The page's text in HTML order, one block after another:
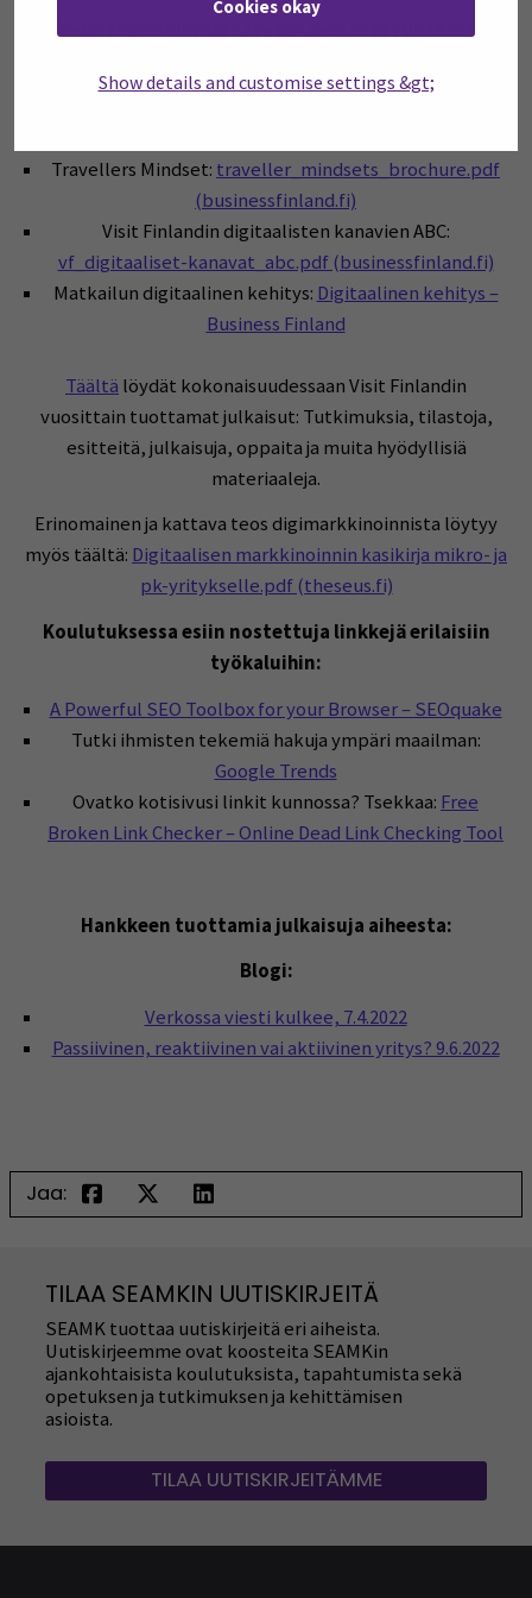
Cookies okay
Show details and customise settings &gt;
Digimarkkinoinnista löytyy verkosta runsaasti
mm. näiden Visit Finlandin tuottamien aineistojen
Travellers Mindset: traveller_mindsets_brochure.pdf
(businessfinland.fi)
Visit Finlandin digitaalisten kanavien ABC:
vf_digitaaliset-kanavat_abc.pdf (businessfinland.fi)
Matkailun digitaalinen kehitys: Digitaalinen kehitys –
Business Finland
Täältä löydät kokonaisuudessaan Visit Finlandin
vuosittain tuottamat julkaisut: Tutkimuksia, tilastoja,
esitteitä, julkaisuja, oppaita ja muita hyödyllisiä
materiaaleja.
Erinomainen ja kattava teos digimarkkinoinnista löytyy
myös täältä: Digitaalisen markkinoinnin kasikirja mikro- ja
pk-yritykselle.pdf (theseus.fi)
Koulutuksessa esiin nostettuja linkkejä erilaisiin
työkaluihin:
A Powerful SEO Toolbox for your Browser – SEOquake
Tutki ihmisten tekemiä hakuja ympäri maailman:
Google Trends
Ovatko kotisivusi linkit kunnossa? Tsekkaa: Free
Broken Link Checker – Online Dead Link Checking Tool
Hankkeen tuottamia julkaisuja aiheesta:
Blogi:
Verkossa viesti kulkee, 7.4.2022
Passiivinen, reaktiivinen vai aktiivinen yritys? 9.6.2022
Jaa:
TILAA SEAMKIN UUTISKIRJEITÄ
SEAMK tuottaa uutiskirjeitä eri aiheista.
Uutiskirjeemme ovat koosteita SEAMKin
ajankohtaisista koulutuksista, tapahtumista sekä
opetuksen ja tutkimuksen ja kehittämisen
asioista.
TILAA UUTISKIRJEITÄMME